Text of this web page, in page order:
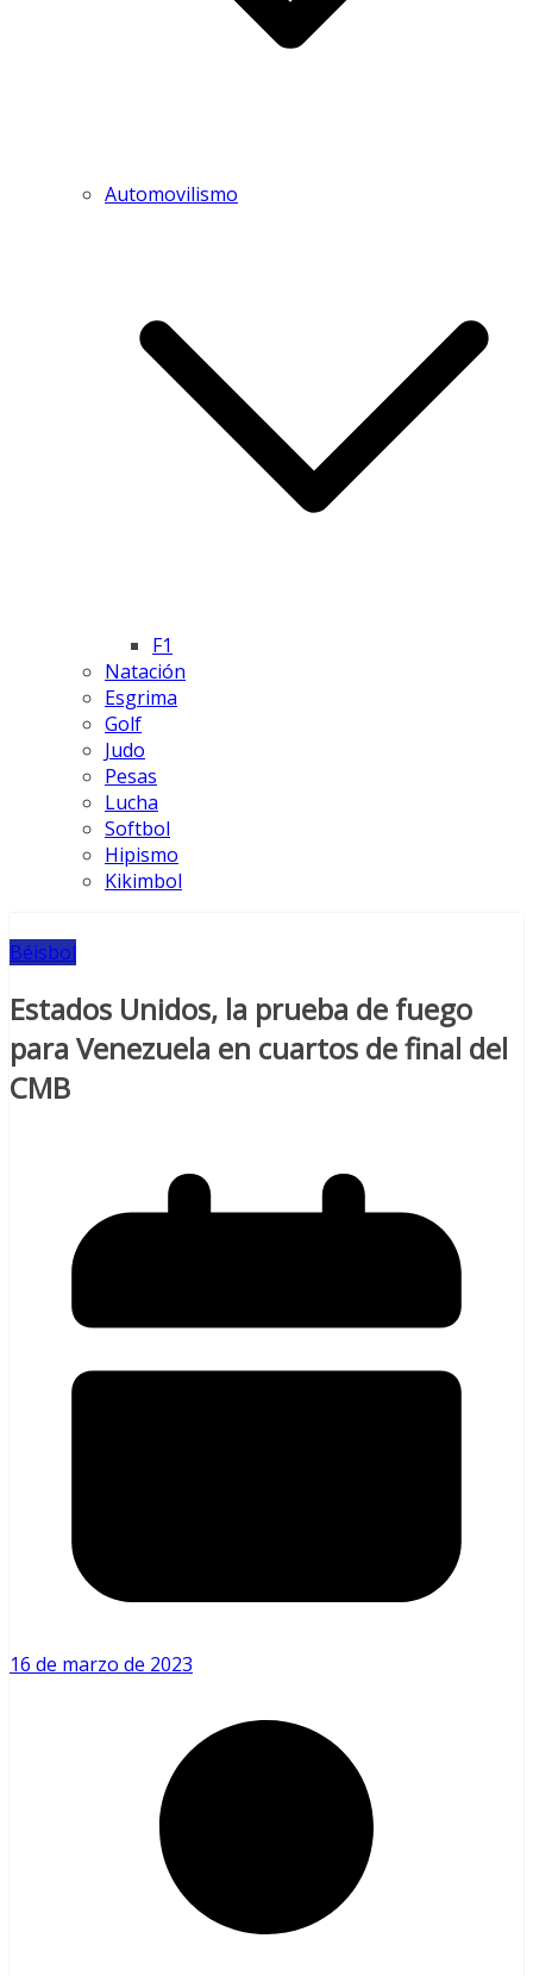
Automovilismo
F1
Natación
Esgrima
Golf
Judo
Pesas
Lucha
Softbol
Hipismo
Kikimbol
Béisbol
Estados Unidos, la prueba de fuego
para Venezuela en cuartos de final del
CMB
16 de marzo de 2023